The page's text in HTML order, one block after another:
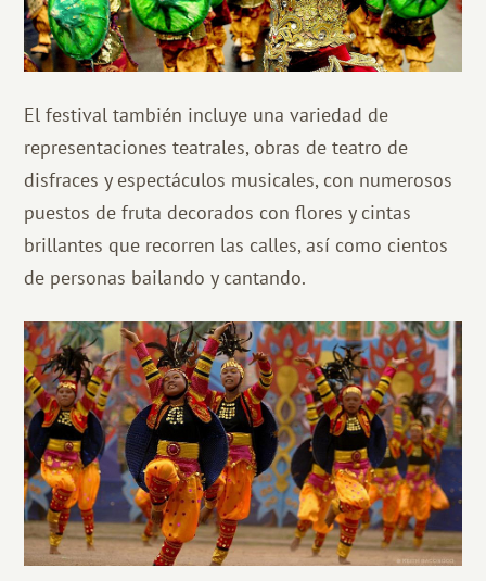
El festival también incluye una variedad de
representaciones teatrales, obras de teatro de
disfraces y espectáculos musicales, con numerosos
puestos de fruta decorados con flores y cintas
brillantes que recorren las calles, así como cientos
de personas bailando y cantando.